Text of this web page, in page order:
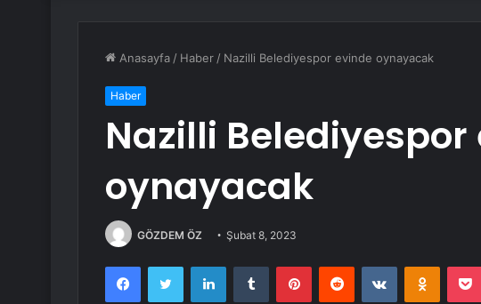
Anasayfa / Haber / Nazilli Belediyespor evinde oynayacak
Haber
Nazilli Belediyespor
oynayacak
GÖZDEM ÖZ Şubat 8, 2023
FacebookTwitter LinkedInTumblr PinterestReddit VKontakte